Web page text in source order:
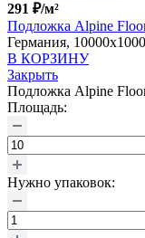
291 ₽/м²
Подложка Alpine
Германия,
В КОРЗИНУ
Закрыть
Подложка Alpine
Площадь:
Нужно упаковок: